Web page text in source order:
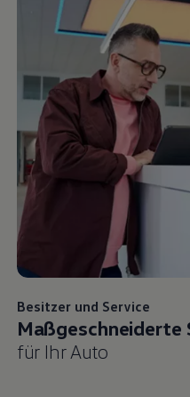
Besitzer und Service
Maßgeschneiderte
für Ihr Auto